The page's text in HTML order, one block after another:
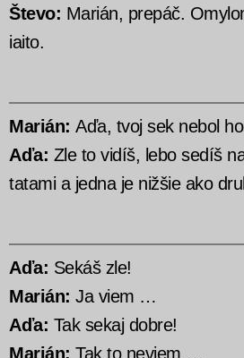
Števo: Marián, prepáč.
iaito.
Marián: Aďa, tvoj sek nebol
Aďa: Zle to vidíš, lebo sedíš
tatami a jedna je nižšie ako
Aďa: Sekáš zle!
Marián: Ja viem …
Aďa: Tak sekaj dobre!
Marián: Tak to neviem …